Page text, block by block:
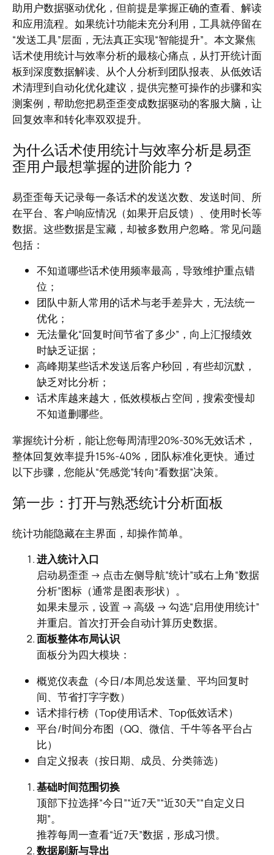
助用户数据驱动优化，但前提是掌握正确的查看、解读
和应用流程。如果统计功能未充分利用，工具就停留在
“发送工具”层面，无法真正实现“智能提升”。本文聚焦
话术使用统计与效率分析的最核心痛点，从打开统计面
板到深度数据解读、从个人分析到团队报表、从低效话
术清理到自动化优化建议，提供完整可操作的步骤和实
测案例，帮助您把易歪歪变成数据驱动的客服大脑，让
回复效率和转化率双双提升。
为什么话术使用统计与效率分析是易歪
歪用户最想掌握的进阶能力？
易歪歪每天记录每一条话术的发送次数、发送时间、所
在平台、客户响应情况（如果开启反馈）、使用时长等
数据。这些数据是宝藏，却被多数用户忽略。常见问题
包括：
不知道哪些话术使用频率最高，导致维护重点错
位；
团队中新人常用的话术与老手差异大，无法统一
优化；
无法量化“回复时间节省了多少”，向上汇报绩效
时缺乏证据；
高峰期某些话术发送后客户秒回，有些却沉默，
缺乏对比分析；
话术库越来越大，低效模板占空间，搜索变慢却
不知道删哪些。
掌握统计分析，能让您每周清理20%-30%无效话术，
整体回复效率提升15%-40%，团队标准化更快。通过
以下步骤，您能从“凭感觉”转向“看数据”决策。
第一步：打开与熟悉统计分析面板
统计功能隐藏在主界面，却操作简单。
进入统计入口
启动易歪歪 → 点击左侧导航“统计”或右上角“数据
分析”图标（通常是图表形状）。
如果未显示，设置 → 高级 → 勾选“启用使用统计”
并重启。首次打开会自动计算历史数据。
面板整体布局认识
面板分为四大模块：
概览仪表盘（今日/本周总发送量、平均回复时
间、节省打字字数）
话术排行榜（Top使用话术、Top低效话术）
平台/时间分布图（QQ、微信、千牛等各平台占
比）
自定义报表（按日期、成员、分类筛选）
基础时间范围切换
顶部下拉选择“今日”“近7天”“近30天”“自定义日
期”。
推荐每周一查看“近7天”数据，形成习惯。
数据刷新与导出